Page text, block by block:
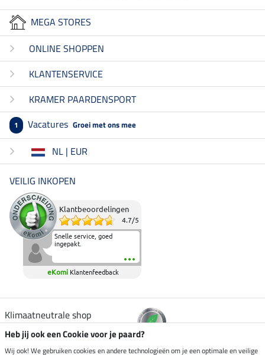
MEGA STORES
ONLINE SHOPPEN
KLANTENSERVICE
KRAMER PAARDENSPORT
1 Vacatures Groei met ons mee
NL | EUR
VEILIG INKOPEN
Klantbeoordelingen
4.7/5
Snelle service, goed
ingepakt.
eKomi Klantenfeedback
Klimaatneutrale shop
Verzending per
Heb jij ook een Cookie voor je paard?
Wij ook! We gebruiken cookies en andere technologieën om je een optimale en veilige